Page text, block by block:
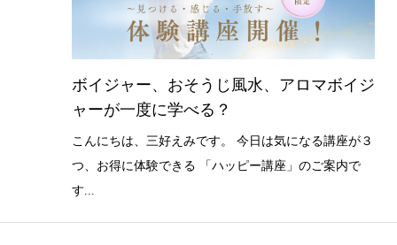
ボイジャー、おそうじ風水、アロマボイジ
ャーが一度に学べる？
こんにちは、三好えみです。 今日は気になる講座が３
つ、お得に体験できる 「ハッピー講座」のご案内で
す...